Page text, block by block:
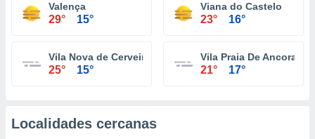
Valença
29° 15°
Viana do Castelo
23° 16°
Vila Nova de Cerveira
25° 15°
Vila Praia De Ancora
21° 17°
Localidades cercanas